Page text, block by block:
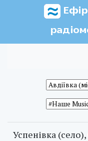
Успенівка (село),